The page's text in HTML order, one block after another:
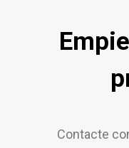
Contacte